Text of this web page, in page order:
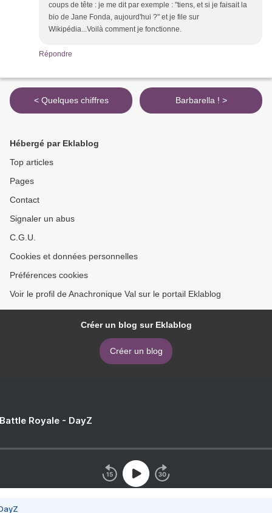
coups de tête : je me dit par exemple : "tiens, et si je faisait la
bio de Jane Fonda, aujourd'hui ?" et je file sur
Wikipédia...Voilà comment je fonctionne.
Répondre
< Quelques chiffres Barbarella ! >
Hébergé par Eklablog
Top articles
Pages
Contact
Signaler un abus
C.G.U.
Cookies et données personnelles
Préférences cookies
Voir le profil de Anachronique Val sur le portail Eklablog
Créer un blog sur Eklablog
Créer un blog
Royale - DayZ